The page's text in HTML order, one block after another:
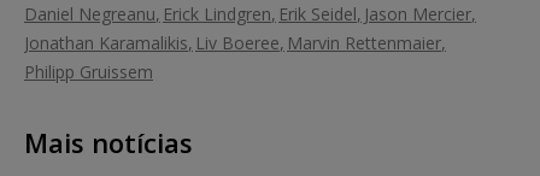
Daniel Negreanu Erick Lindgren Erik Seidel Jason Mercier
Jonathan Karamalikis Liv Boeree Marvin Rettenmaier
Philipp Gruissem
Mais notícias